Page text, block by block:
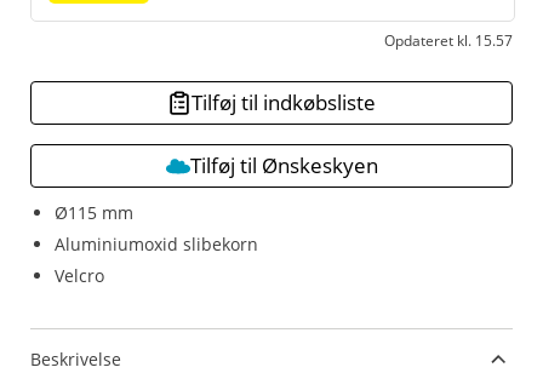
Ø115 mm
Aluminiumoxid slibekorn
Velcro
Opdateret kl. 15.57
Tilføj til indkøbsliste
Tilføj til Ønskeskyen
Beskrivelse